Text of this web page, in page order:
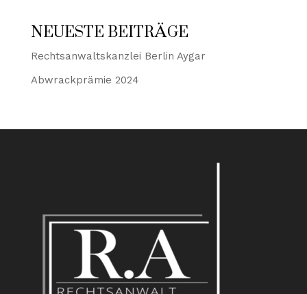
NEUESTE BEITRÄGE
Rechtsanwaltskanzlei Berlin Aygar
Abwrackprämie 2024